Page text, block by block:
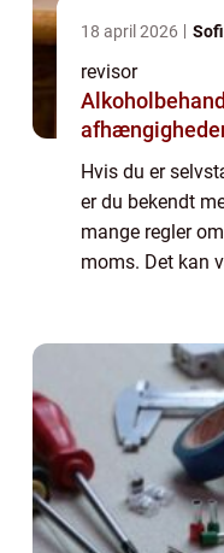
18 april 2026
revisor
Alkoholbehandling
Hvis du er
er du bekendt
mange regler
moms. Det kan